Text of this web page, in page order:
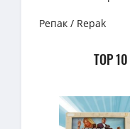
Репак / Repak
TOP 10